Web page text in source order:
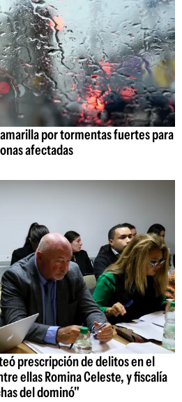
por tormentas fuertes para
afectadas
prescripción de delitos en el
ellas Romina Celeste, y fiscalía
del dominó"